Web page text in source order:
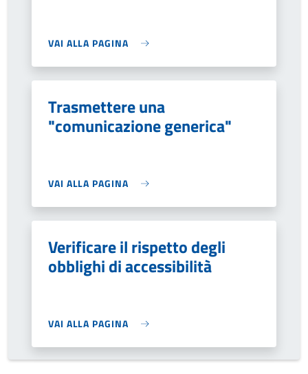
VAI ALLA PAGINA
Trasmettere una
"comunicazione generica"
VAI ALLA PAGINA
Verificare il rispetto degli
obblighi di accessibilità
VAI ALLA PAGINA